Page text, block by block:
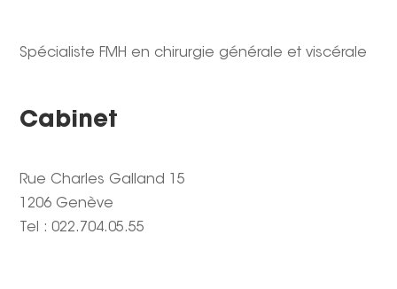
Spécialiste FMH en chirurgie générale et viscérale
Cabinet
Rue Charles Galland 15
1206 Genève
Tel : 022.704.05.55